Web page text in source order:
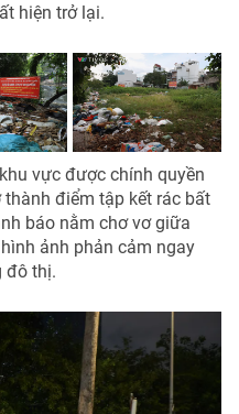
hiện trở lại.
vực được chính quyền
thành điểm tập kết rác bất
báo nằm chơ vơ giữa
ảnh phản cảm ngay
đô thị.